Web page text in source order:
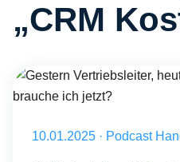
„CRM
Veröffentlicht am
10.01.2025 · Podcast